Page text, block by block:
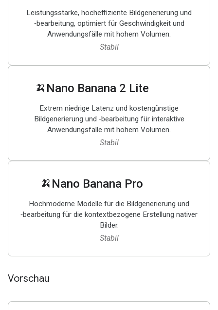
Leistungsstarke, hocheffiziente Bildgenerierung und
‑bearbeitung, optimiert für Geschwindigkeit und
Anwendungsfälle mit hohem Volumen.
Stabil
🍌 Nano Banana 2 Lite
Extrem niedrige Latenz und kostengünstige
Bildgenerierung und ‑bearbeitung für interaktive
Anwendungsfälle mit hohem Volumen.
Stabil
🍌 Nano Banana Pro
Hochmoderne Modelle für die Bildgenerierung und
‑bearbeitung für die kontextbezogene Erstellung nativer
Bilder.
Stabil
Vorschau